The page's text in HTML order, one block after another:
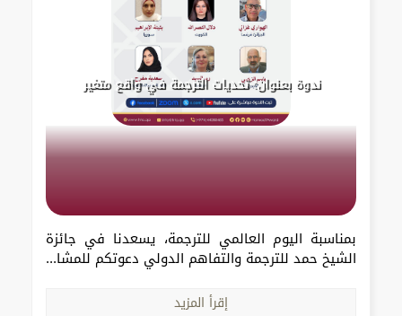
ندوة بعنوان: تحديات الترجمة في واقع متغير
بمناسبة اليوم العالمي للترجمة، يسعدنا في جائزة
الشيخ حمد للترجمة والتفاهم الدولي دعوتكم للمشا...
إقرأ المزيد